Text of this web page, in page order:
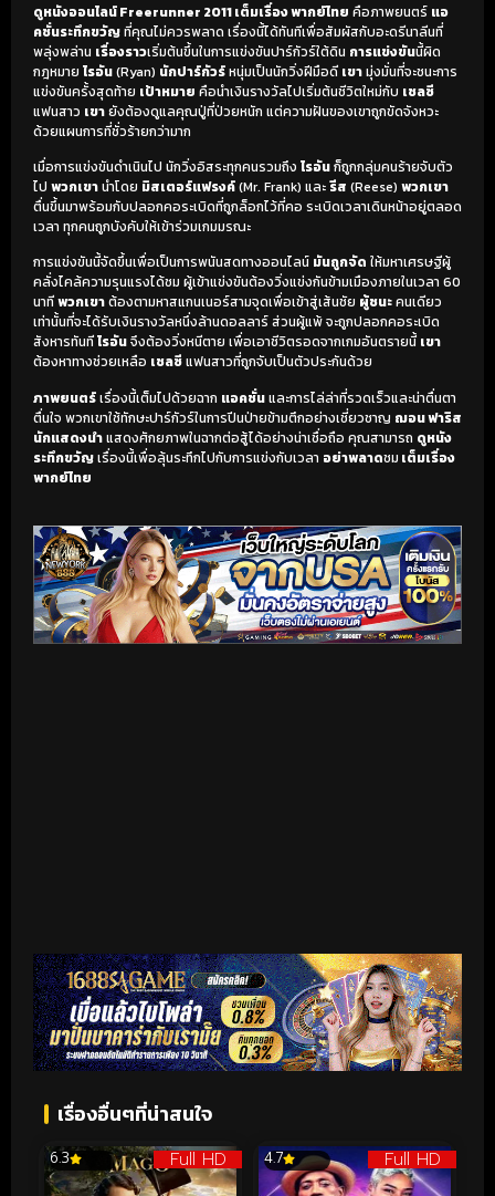
ดูหนังออนไลน์ Freerunner 2011 เต็มเรื่อง พากย์ไทย คือภาพยนตร์ แอ
คชั่นระทึกขวัญที่คุณไม่ควรพลาด เรื่องนี้ได้ทันทีเพื่อสัมผัสกับอะดรีนาลีนที่
พลุ่งพล่าน เรื่องราวเริ่มต้นขึ้นในการแข่งขันปาร์กัวร์ใต้ดิน การแข่งขันนี้ผิด
กฎหมาย ไรอัน(Ryan) นักปาร์กัวร์หนุ่มเป็นนักวิ่งฝีมือดี เขามุ่งมั่นที่จะชนะการ
แข่งขันครั้งสุดท้าย เป้าหมาย คือนำเงินรางวัลไปเริ่มต้นชีวิตใหม่กับ เชลซี
แฟนสาว เขายังต้องดูแลคุณปู่ที่ป่วยหนัก แต่ความฝันของเขาถูกขัดจังหวะ
ด้วยแผนการที่ชั่วร้ายกว่ามาก
เมื่อการแข่งขันดำเนินไป นักวิ่งอิสระทุกคนรวมถึง ไรอันก็ถูกกลุ่มคนร้ายจับตัว
ไป พวกเขานำโดย มิสเตอร์แฟรงค์(Mr. Frank) และรีส (Reese) พวกเขา
ตื่นขึ้นมาพร้อมกับปลอกคอระเบิดที่ถูกล็อกไว้ที่คอ ระเบิดเวลาเดินหน้าอยู่ตลอด
เวลา ทุกคนถูกบังคับให้เข้าร่วมเกมมรณะ
การแข่งขันนี้จัดขึ้นเพื่อเป็นการพนันสดทางออนไลน์ มันถูกจัด ให้มหาเศรษฐีผู้
คลั่งไคล้ความรุนแรงได้ชม ผู้เข้าแข่งขันต้องวิ่งแข่งกันข้ามเมืองภายในเวลา 60
นาทีพวกเขาต้องตามหาสแกนเนอร์สามจุดเพื่อเข้าสู่เส้นชัย ผู้ชนะคนเดียว
เท่านั้นที่จะได้รับเงินรางวัลหนึ่งล้านดอลลาร์ ส่วนผู้แพ้ จะถูกปลอกคอระเบิด
สังหารทันทีไรอันจึงต้องวิ่งหนีตาย เพื่อเอาชีวิตรอดจากเกมอันตรายนี้ เขา
ต้องหาทางช่วยเหลือ เชลซีแฟนสาวที่ถูกจับเป็นตัวประกันด้วย
ภาพยนตร์เรื่องนี้เต็มไปด้วยฉาก แอคชั่นและการไล่ล่าที่รวดเร็วและน่าตื่นตา
ตื่นใจ พวกเขาใช้ทักษะปาร์กัวร์ในการปีนป่ายข้ามตึกอย่างเชี่ยวชาญ ฌอน ฟาริส
นักแสดงนำแสดงศักยภาพในฉากต่อสู้ได้อย่างน่าเชื่อถือ คุณสามารถ ดูหนัง
ระทึกขวัญเรื่องนี้เพื่อลุ้นระทึกไปกับการแข่งกับเวลา อย่าพลาดชม เต็มเรื่อง
พากย์ไทย
เรื่องอื่นๆที่น่าสนใจ
Full HD
6.3 Full HD
4.7